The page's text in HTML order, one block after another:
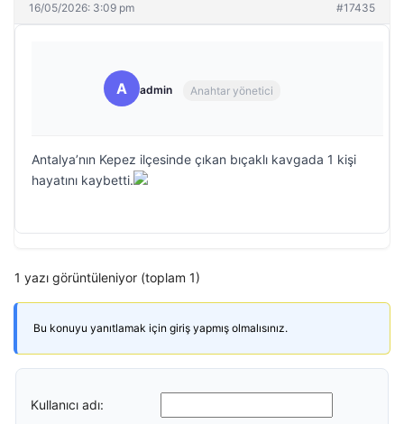
16/05/2026: 3:09 pm #17435
A admin Anahtar yönetici
Antalya’nın Kepez ilçesinde çıkan bıçaklı kavgada 1 kişi
hayatını kaybetti.
1 yazı görüntüleniyor (toplam 1)
Bu konuyu yanıtlamak için giriş yapmış olmalısınız.
Kullanıcı adı: